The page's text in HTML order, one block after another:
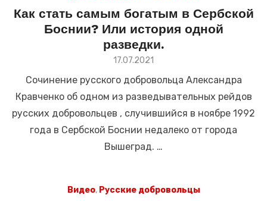
Как стать самым богатым в Сербской
Боснии? Или история одной
разведки.
Размещено
17.07.2021
Сочинение русского добровольца Александра
Кравченко об одном из разведывательных рейдов
русских добровольцев , случившийся в ноябре 1992
года в Сербской Боснии недалеко от города
Вышеград. …
Видео, Русские добровольцы